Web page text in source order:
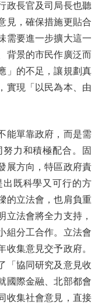
政長官及司局長也聽
見，確保措施更貼合
需要進一步擴大這一
背景的市民作廣泛而
」的不足，讓規劃真
實現「以民為本、由
單靠政府，而是需
力和積極配合。固
展方向，特區政府責
既科學又可行的方
的立法會，也肩負重
立法會將全力支持，
組分工合作。立法會
收集意見交予政府。
「協同研究及意見收
國際金融、北部都會
收集社會意見，直接